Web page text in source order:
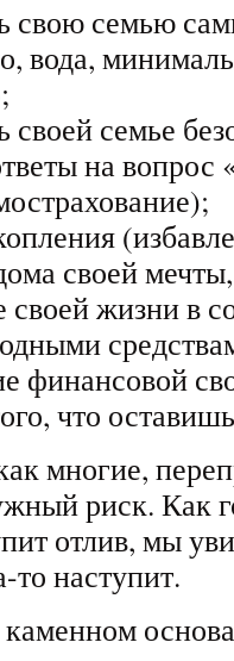
свою семью
вода,
семье
на вопрос
своей
жизни в
финансовой
что
многие,
риск. Как
отлив, мы
то наступит.